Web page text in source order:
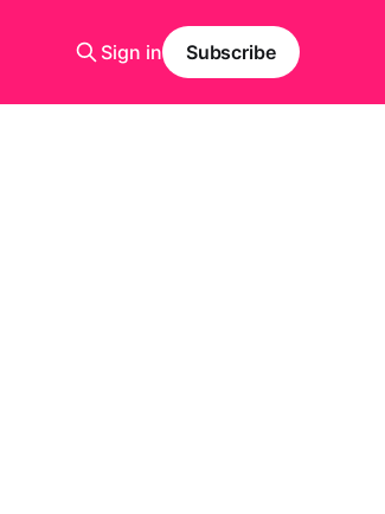
Sign in Subscribe